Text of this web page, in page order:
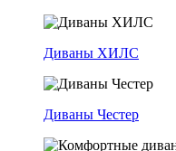
Диваны ХИЛС
Диваны Честер